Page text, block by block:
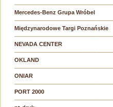
Mercedes-Benz Grupa Wróbel
Międzynarodowe Targi Poznańskie
NEVADA CENTER
OKLAND
ONIAR
PORT 2000